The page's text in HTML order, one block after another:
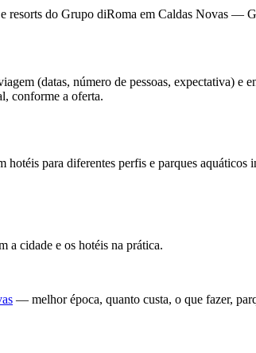
resorts do Grupo diRoma em Caldas Novas —
(datas, número de pessoas, expectativa)
conforme a oferta.
para diferentes perfis e parques
a cidade e os hotéis na prática.
— melhor época, quanto custa, o que fazer,